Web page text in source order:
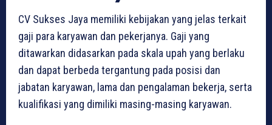
CV Sukses Jaya memiliki kebijakan yang jelas terkait
gaji para karyawan dan pekerjanya. Gaji yang
ditawarkan didasarkan pada skala upah yang berlaku
dan dapat berbeda tergantung pada posisi dan
jabatan karyawan, lama dan pengalaman bekerja, serta
kualifikasi yang dimiliki masing-masing karyawan.